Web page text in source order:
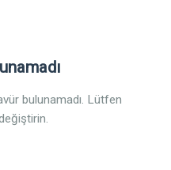
bulunamadı. Lütfen